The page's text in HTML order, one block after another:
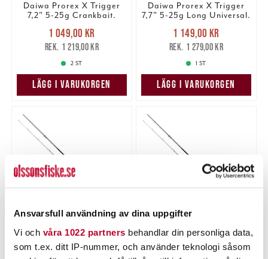
Ansvarsfull användning av dina uppgifter
Vi och våra 1022 partners behandlar din personliga data,
som t.ex. ditt IP-nummer, och använder teknologi såsom
Daiwa Prorex X Trigger
7,2" 5-25g Crankbait.
Nuvarande pris
1 049,00 krTidigare pris
1 219,00 kr
1 049,00 kr
1 219,00 kr
2 ST
LÄGG I VARUKORGEN
Daiwa Prorex X Trigger
7,7" 5-25g Long Universal.
Nuvarande pris
1 149,00 krTidigare pris
1 279,00 kr
1 149,00 kr
1 279,00 kr
1 ST
LÄGG I VARUKORGEN
DAIWA
Daiwa Prorex X Trigger
DAIWA
Daiwa Prorex X Trigger